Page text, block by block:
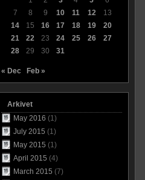
7
8 9 10 11 12
13
14
15 16 17 18 19
20
21
22 23 24 25 26
27
28
29 30 31
« Dec Feb »
Arkivet
May 2016 (1)
July 2015 (1)
May 2015 (1)
April 2015 (4)
March 2015 (7)